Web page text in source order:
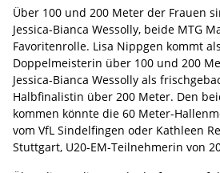
Über 100 und 200 Meter der Frauen
Jessica-Bianca Wessolly, beide MTG
Favoritenrolle. Lisa Nippgen kommt
Doppelmeisterin über 100 und 200
Jessica-Bianca Wessolly als
Halbfinalistin über 200 Meter. Den
kommen könnte die 60 Meter-
vom VfL Sindelfingen oder Kathleen
Stuttgart, U20-EM-Teilnehmerin von